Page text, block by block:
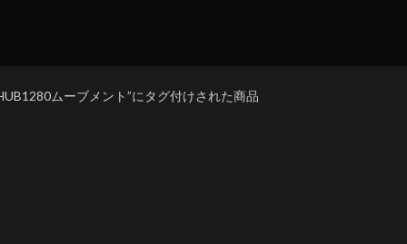
ムーブメント”にタグ付けされた商品